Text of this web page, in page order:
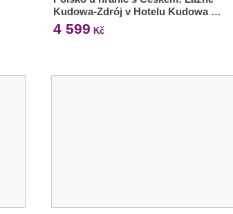
Kudowa-Zdrój v Hotelu Kudowa …
4 599 Kč